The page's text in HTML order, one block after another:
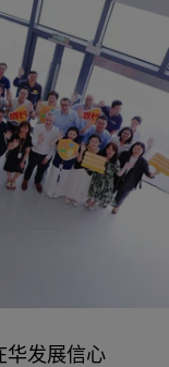
华发展信心